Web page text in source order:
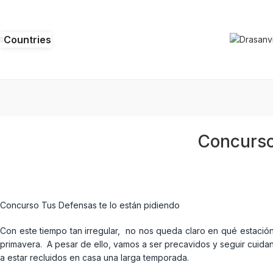
Countries
Concurso Tus Defensas te lo están pidiendo
Con este tiempo tan irregular, no nos queda claro en qué
primavera. A pesar de ello, vamos a ser precavidos y seguir
a estar recluidos en casa una larga temporada.